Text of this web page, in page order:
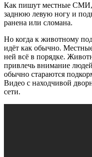
Как пишут местные СМИ,
заднюю левую ногу и
ранена или сломана.
Но когда к животному
идёт как обычно.
ней всё в порядке.
привлечь внимание
обычно стараются
Видео с находчивой
сети.